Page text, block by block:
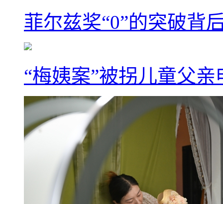
菲尔兹奖“0”的突破背
“梅姨案”被拐儿童父